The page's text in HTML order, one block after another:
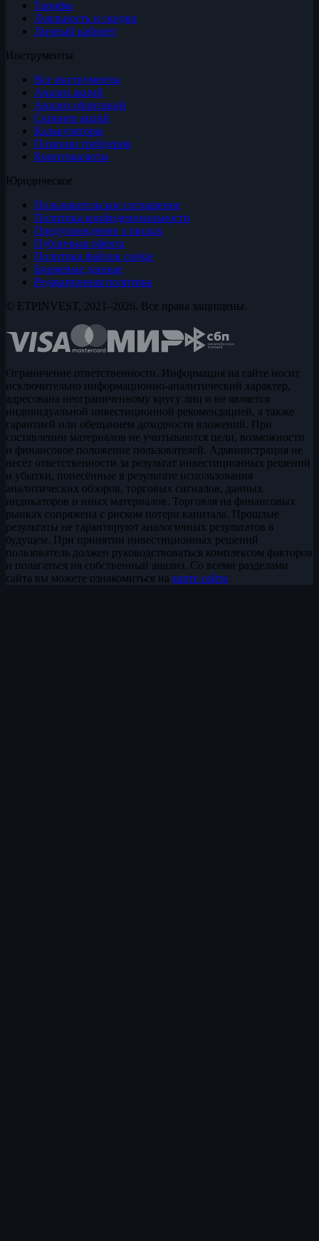
Тарифы
Лояльность и скидки
Личный кабинет
Инструменты
Все инструменты
Анализ акций
Анализ облигаций
Скринер акций
Калькуляторы
Позиции трейдеров
Криптовалюты
Юридическое
Пользовательское соглашение
Политика конфиденциальности
Предупреждение о рисках
Публичная оферта
Политика файлов cookie
Биржевые данные
Редакционная политика
© ETPINVEST, 2021–2026. Все права защищены.
Ограничение ответственности. Информация на сайте носит
исключительно информационно-аналитический характер,
адресована неограниченному кругу лиц и не является
индивидуальной инвестиционной рекомендацией, а также
гарантией или обещанием доходности вложений. При
составлении материалов не учитываются цели, возможности
и финансовое положение пользователей. Администрация не
несёт ответственности за результат инвестиционных решений
и убытки, понесённые в результате использования
аналитических обзоров, торговых сигналов, данных
индикаторов и иных материалов. Торговля на финансовых
рынках сопряжена с риском потери капитала. Прошлые
результаты не гарантируют аналогичных результатов в
будущем. При принятии инвестиционных решений
пользователь должен руководствоваться комплексом факторов
и полагаться на собственный анализ. Со всеми разделами
сайта вы можете ознакомиться на карте сайта.